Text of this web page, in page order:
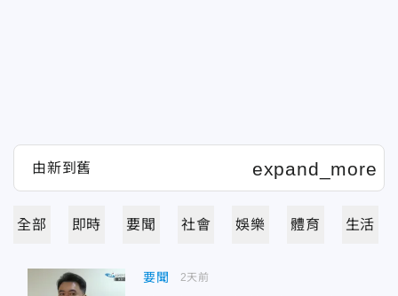
全部 即時 要聞 社會 娛樂 體育 生活
要聞 2天前